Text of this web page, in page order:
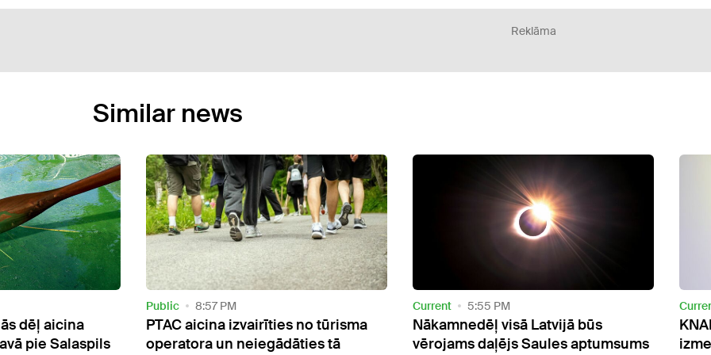
Reklāma
Similar news
no tūrisma
tā
Current 5:55 PM
Nākamnedēļ visā Latvijā būs
vērojams daļējs Saules aptumsums
Current 6:38 AM
KNAB esošo korupcijas
izmeklēšanas modeli nosauc par